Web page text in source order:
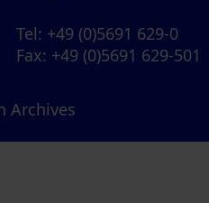
Tel: +49 (0)5691 629-0
Fax: +49 (0)5691 629-501
Archives